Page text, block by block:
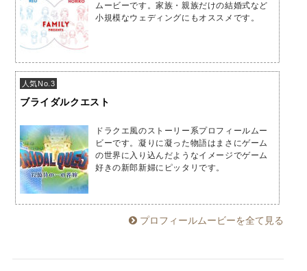
ムービーです。家族・親族だけの結婚式など
小規模なウェディングにもオススメです。
人気No.3
ブライダルクエスト
ドラクエ風のストーリー系プロフィールムー
ビーです。凝りに凝った物語はまさにゲーム
の世界に入り込んだようなイメージでゲーム
好きの新郎新婦にピッタリです。
プロフィールムービーを全て見る